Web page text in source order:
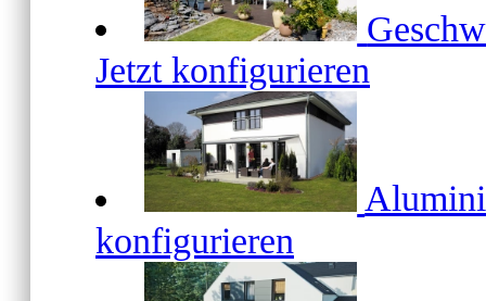
Jetzt konfigurieren
konfigurieren